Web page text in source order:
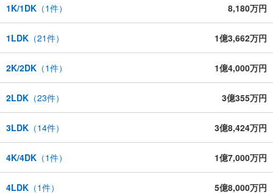
1K/1DK （1件） 8,180万円
1LDK （21件） 1億3,662万円
2K/2DK （1件） 1億4,000万円
2LDK （23件） 3億355万円
3LDK （14件） 3億8,424万円
4K/4DK （1件） 1億7,000万円
4LDK （1件） 5億8,000万円